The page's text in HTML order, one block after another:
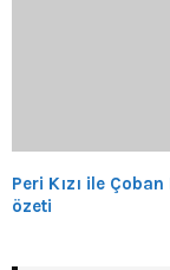
Peri Kızı ile
özeti